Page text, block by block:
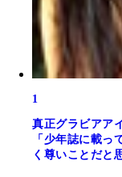
1
真正グラビアア
「少年誌に載
く尊いことだと